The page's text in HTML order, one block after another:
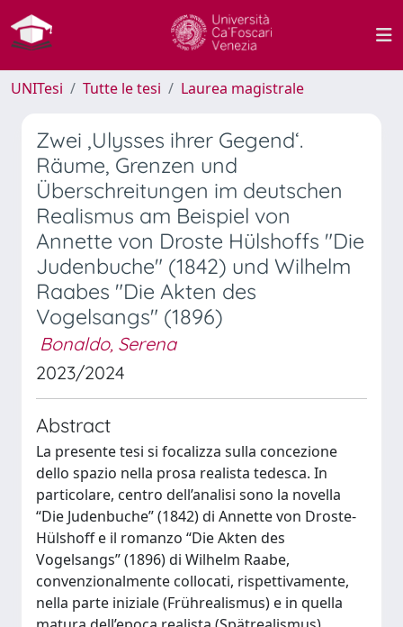
UNITesi Tutte le tesi Laurea magistrale
Zwei ‚Ulysses ihrer Gegend‘.
Räume, Grenzen und
Überschreitungen im deutschen
Realismus am Beispiel von
Annette von Droste Hülshoffs "Die
Judenbuche" (1842) und Wilhelm
Raabes "Die Akten des
Vogelsangs" (1896)
Bonaldo, Serena
2023/2024
Abstract
La presente tesi si focalizza sulla concezione
dello spazio nella prosa realista tedesca. In
particolare, centro dell’analisi sono la novella
“Die Judenbuche” (1842) di Annette von Droste-
Hülshoff e il romanzo “Die Akten des
Vogelsangs” (1896) di Wilhelm Raabe,
convenzionalmente collocati, rispettivamente,
nella parte iniziale (Frührealismus) e in quella